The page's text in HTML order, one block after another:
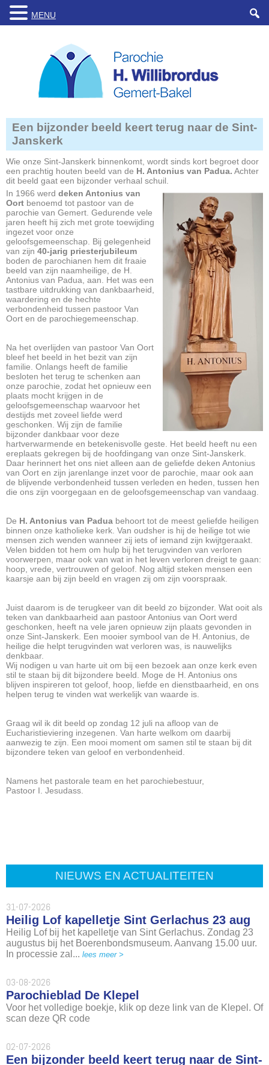
NIEUWS EN ACTUALITEITEN
31-07-2026
Heilig Lof kapelletje Sint Gerlachus 23 aug
Heilig Lof bij het kapelletje van Sint Gerlachus. Zondag 23
augustus bij het Boerenbondsmuseum. Aanvang 15.00 uur.
In processie zal... lees meer >
03-08-2026
Parochieblad De Klepel
Voor het volledige boekje, klik op deze link van de Klepel. Of
scan deze QR code
02-07-2026
Een bijzonder beeld keert terug naar de Sint-
Een bijzonder beeld keert terug naar de Sint-
Janskerk
Wie onze Sint-Janskerk binnenkomt, wordt sinds kort begroet door
een prachtig houten beeld van de H. Antonius van Padua. Achter
dit beeld gaat een bijzonder verhaal schuil.
In 1966 werd deken Antonius van
Oort benoemd tot pastoor van de
parochie van Gemert. Gedurende vele
jaren heeft hij zich met grote toewijding
ingezet voor onze
geloofsgemeenschap. Bij gelegenheid
van zijn 40-jarig priesterjubileum
boden de parochianen hem dit fraaie
beeld van zijn naamheilige, de H.
Antonius van Padua, aan. Het was een
tastbare uitdrukking van dankbaarheid,
waardering en de hechte
verbondenheid tussen pastoor Van
Oort en de parochiegemeenschap.
Na het overlijden van pastoor Van Oort
bleef het beeld in het bezit van zijn
familie. Onlangs heeft de familie
besloten het terug te schenken aan
onze parochie, zodat het opnieuw een
plaats mocht krijgen in de
geloofsgemeenschap waarvoor het
destijds met zoveel liefde werd
geschonken. Wij zijn de familie
bijzonder dankbaar voor deze
hartverwarmende en betekenisvolle geste. Het beeld heeft nu een
ereplaats gekregen bij de hoofdingang van onze Sint-Janskerk.
Daar herinnert het ons niet alleen aan de geliefde deken Antonius
van Oort en zijn jarenlange inzet voor de parochie, maar ook aan
de blijvende verbondenheid tussen verleden en heden, tussen hen
die ons zijn voorgegaan en de geloofsgemeenschap van vandaag.
De H. Antonius van Padua behoort tot de meest geliefde heiligen
binnen onze katholieke kerk. Van oudsher is hij de heilige tot wie
mensen zich wenden wanneer zij iets of iemand zijn kwijtgeraakt.
Velen bidden tot hem om hulp bij het terugvinden van verloren
voorwerpen, maar ook van wat in het leven verloren dreigt te gaan:
hoop, vrede, vertrouwen of geloof. Nog altijd steken mensen een
kaarsje aan bij zijn beeld en vragen zij om zijn voorspraak.
Juist daarom is de terugkeer van dit beeld zo bijzonder. Wat ooit als
teken van dankbaarheid aan pastoor Antonius van Oort werd
geschonken, heeft na vele jaren opnieuw zijn plaats gevonden in
onze Sint-Janskerk. Een mooier symbool van de H. Antonius, de
heilige die helpt terugvinden wat verloren was, is nauwelijks
denkbaar.
Wij nodigen u van harte uit om bij een bezoek aan onze kerk even
stil te staan bij dit bijzondere beeld. Moge de H. Antonius ons
blijven inspireren tot geloof, hoop, liefde en dienstbaarheid, en ons
helpen terug te vinden wat werkelijk van waarde is.
Graag wil ik dit beeld op zondag 12 juli na afloop van de
Eucharistieviering inzegenen. Van harte welkom om daarbij
aanwezig te zijn. Een mooi moment om samen stil te staan bij dit
bijzondere teken van geloof en verbondenheid.
Namens het pastorale team en het parochiebestuur,
Pastoor I. Jesudass.
MENU